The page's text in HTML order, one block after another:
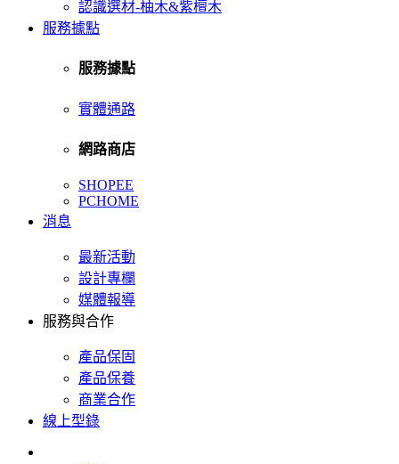
認識選材-柚木&紫檀木
服務據點
服務據點
實體通路
網路商店
SHOPEE
PCHOME
消息
最新活動
設計專欄
媒體報導
服務與合作
產品保固
產品保養
商業合作
線上型錄